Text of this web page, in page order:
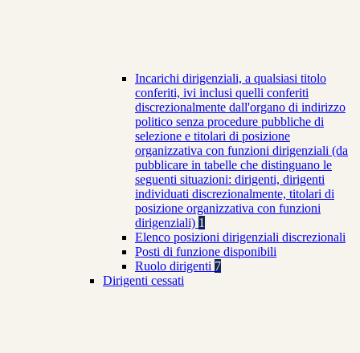
Incarichi dirigenziali, a qualsiasi titolo
conferiti, ivi inclusi quelli conferiti
discrezionalmente dall'organo di indirizzo
politico senza procedure pubbliche di
selezione e titolari di posizione
organizzativa con funzioni dirigenziali (da
pubblicare in tabelle che distinguano le
seguenti situazioni: dirigenti, dirigenti
individuati discrezionalmente, titolari di
posizione organizzativa con funzioni
dirigenziali) 1
Elenco posizioni dirigenziali discrezionali
Posti di funzione disponibili
Ruolo dirigenti 7
Dirigenti cessati